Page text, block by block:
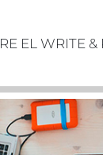
EL WRITE &